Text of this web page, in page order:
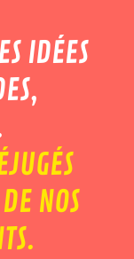
IDÉES
NOS